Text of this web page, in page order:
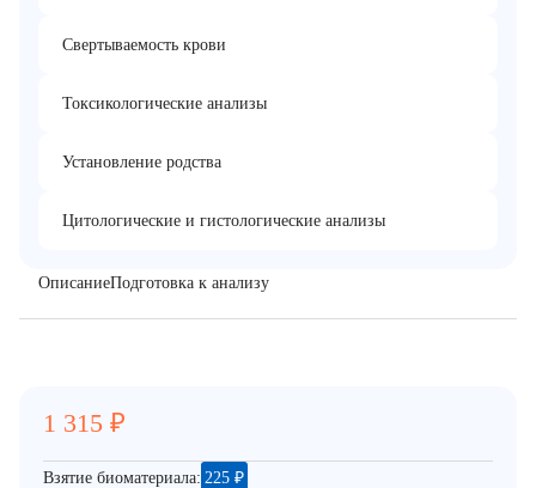
Свертываемость крови
Токсикологические анализы
Установление родства
Цитологические и гистологические анализы
ОписаниеПодготовка к анализу
1 315 ₽
Взятие биоматериала: 225 ₽